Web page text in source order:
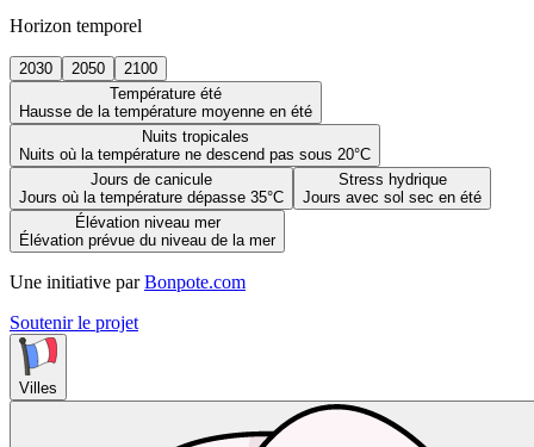
Horizon temporel
2030 2050
2100
Température été
Hausse de la température moyenne en été
Nuits tropicales
Nuits où la température ne descend pas sous 20°C
Jours de canicule
Jours où la température dépasse 35°C
Stress hydrique
Jours avec sol sec en été
Élévation niveau mer
Élévation prévue du niveau de la mer
Une initiative par Bonpote.com
Soutenir le projet
Villes